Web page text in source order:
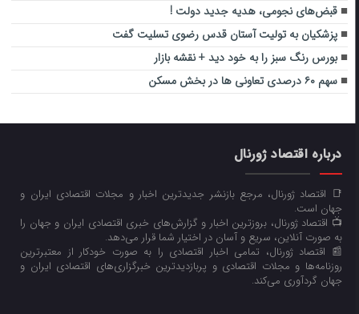
قبض‌های نجومی، هدیه جدید دولت !
پزشکیان به تولیت آستان قدس رضوی تسلیت گفت
بورس رنگ سبز را به خود دید + نقشه بازار
سهم ۶۰ درصدی تعاونی ها در بخش مسکن
درباره اقتصاد ژورنال
📑 اقتصاد ژورنال، مرجع بازنشر جدیدترین اخبار و مجلات اقتصادی ایران و
جهان است.
📺 اقتصاد ژورنال، بروزترین اخبار و گزارش‌های خبری اقتصادی ایران و جهان را
به صورت آنلاین، سریع و آسان در اختیار شما قرار می‌‌دهد.
📰 اقتصاد ژورنال، تمامی اخبار اقتصادی را به صورت خودکار از معتبرترین
روزنامه‌ها و مجلات اقتصادی و پربازدیدترین خبرگزاری‌های اقتصادی ایران و
جهان گردآوری می‌کند.